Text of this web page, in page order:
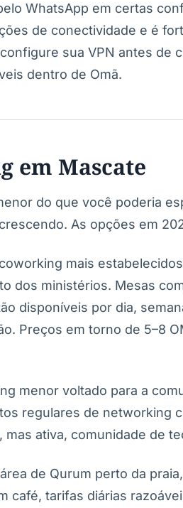
WhatsApp em certas
de conectividade e é
sua VPN antes de
dentro de Omã.
em Mascate
do que você poderia
As opções em
mais
dos ministérios. Mesas
disponíveis por dia,
Preços em torno de 5–8
menor voltado para a
regulares de networking
ativa, comunidade de
de Qurum perto da
café, tarifas diárias